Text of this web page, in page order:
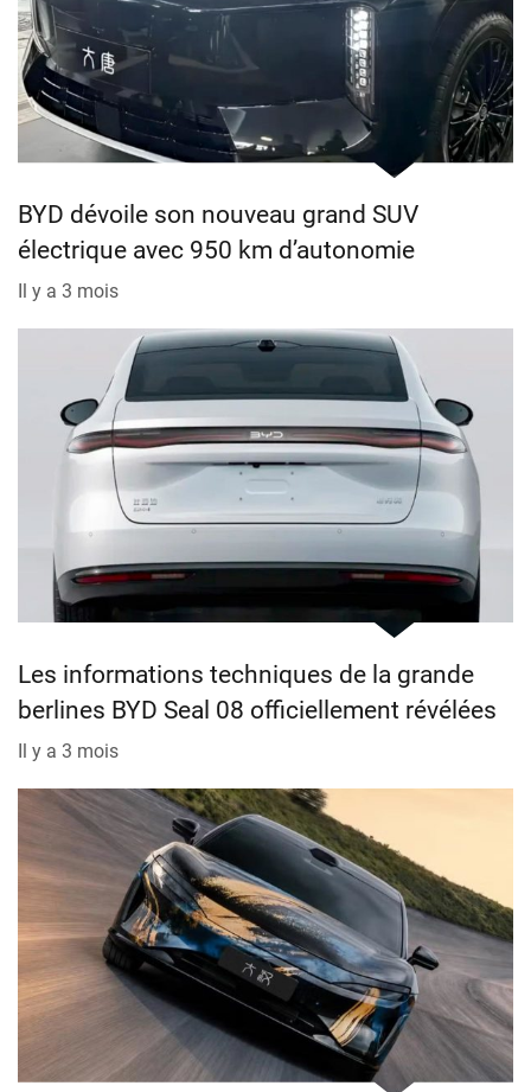
BYD dévoile son nouveau grand SUV
électrique avec 950 km d’autonomie
Il y a 3 mois
Les informations techniques de la grande
berlines BYD Seal 08 officiellement révélées
Il y a 3 mois